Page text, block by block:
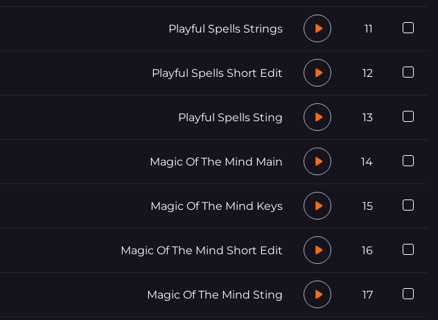
11
Playful Spells Strings
12
Playful Spells Short Edit
13
Playful Spells Sting
14
Magic Of The Mind Main
15
Magic Of The Mind Keys
16
Magic Of The Mind Short Edit
17
Magic Of The Mind Sting